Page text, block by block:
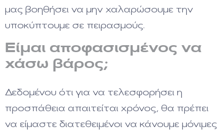
μας βοηθήσει να μην χαλαρώσουμε την
υποκύπτουμε σε πειρασμούς.
Είμαι αποφασισμένος να
χάσω βάρος;
Δεδομένου ότι για να τελεσφορήσει η
προσπάθεια απαιτείται χρόνος, θα πρέπει
να είμαστε διατεθειμένοι να κάνουμε μόνιμες